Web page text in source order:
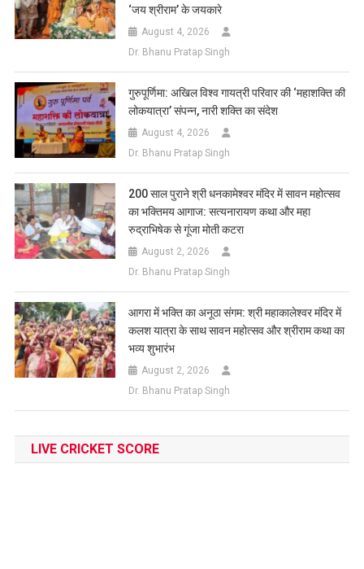
‘जय श्रीराम’ के जयकारे
August 4, 2026
Dr. Bhanu Pratap Singh
गुरुपूर्णिमा: अखिल विश्व गायत्री परिवार की ‘महाशक्ति की
लोकयात्रा’ संपन्न, नारी शक्ति का संदेश
August 4, 2026
Dr. Bhanu Pratap Singh
200 साल पुराने श्री धनकामेश्वर मंदिर में सावन महोत्सव
का भक्तिमय आगाज: सत्यनारायण कथा और महा
रुद्राभिषेक से गूंजा मोती कटरा
August 2, 2026
Dr. Bhanu Pratap Singh
आगरा में भक्ति का अनूठा संगम: श्री महाकालेश्वर मंदिर में
कलश यात्रा के साथ सावन महोत्सव और श्रीराम कथा का
भव्य शुभारंभ
August 2, 2026
Dr. Bhanu Pratap Singh
LIVE CRICKET SCORE